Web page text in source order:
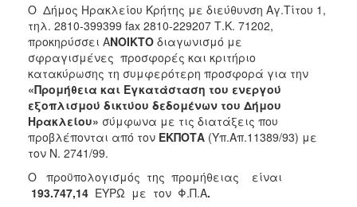
2021
2020
2019
2018
2017
2016
2015
2013
Ο Δήμος Ηρακλείου Κρήτης με διεύθυνση Αγ.Τίτου 1,
τηλ. 2810-399399 fax 2810-229207 Τ.Κ. 71202,
προκηρύσσει ANOIKTΟ διαγωνισμό με
σφραγισμένες προσφορές και κριτήριο
κατακύρωσης τη συμφερότερη προσφορά για την
«Προμήθεια και Εγκατάσταση του ενεργού
εξοπλισμού δικτύου δεδομένων του Δήμου
Ηρακλείου» σύμφωνα με τις διατάξεις που
προβλέπονται από τον ΕΚΠΟΤΑ (Υπ.Απ.11389/93) με
τον Ν. 2741/99.
Ο προϋπολογισμός της προμήθειας είναι
193.747,14 ΕΥΡΩ με τον Φ.Π.Α.